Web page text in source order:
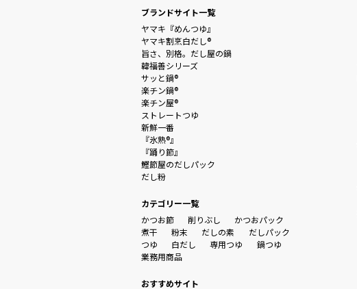
ブランドサイト一覧
ヤマキ『めんつゆ』
ヤマキ割烹白だし®
旨さ、別格。だし屋の鍋
韓福善シリーズ
サッと鍋®
楽チン鍋®
楽チン屋®
ストレートつゆ
新鮮一番
『氷熟®』
『踊り節』
鰹節屋のだしパック
だし粉
カテゴリー一覧
かつお節
削りぶし
かつおパック
煮干
粉末 だしの素
だしパック
つゆ
白だし 専用つゆ
鍋つゆ
業務用商品
おすすめサイト